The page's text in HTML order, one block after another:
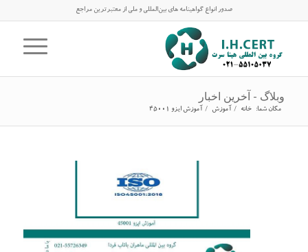
صدور انواع گواهینامه های بین‌المللی و ملی از معتبرترین مراجع
وبلاگ - آخرین اخبار
مکان شما: خانه / آموزش / آموزش ایزو 45001